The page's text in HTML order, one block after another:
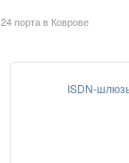
24 порта в Коврове
ISDN-